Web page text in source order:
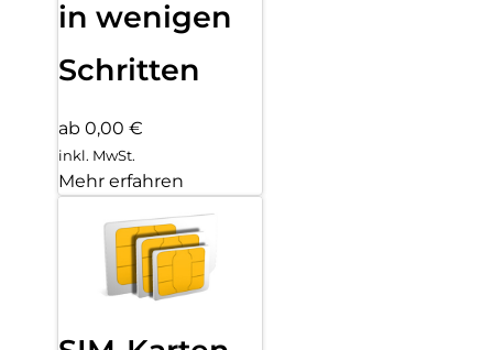
in wenigen
Schritten
ab 0,00 €
inkl. MwSt.
Mehr erfahren